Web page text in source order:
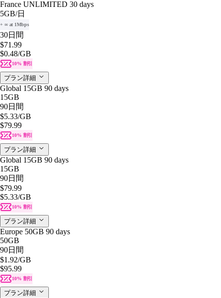
France UNLIMITED 30 days
5GB/日
+ ∞ at 1Mbps
30日間
$71.99
$0.48/GB
10% 割引
プラン詳細
Global 15GB 90 days
15GB
90日間
$5.33/GB
$79.99
10% 割引
プラン詳細
Global 15GB 90 days
15GB
90日間
$79.99
$5.33/GB
10% 割引
プラン詳細
Europe 50GB 90 days
50GB
90日間
$1.92/GB
$95.99
10% 割引
プラン詳細